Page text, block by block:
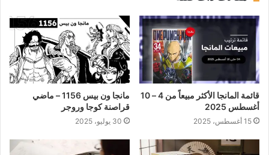
قائمة المانجا الأكثر مبيعاً من 4 – 10
أغسطس 2025
15 أغسطس، 2025
مانجا ون بيس 1156 – ماضي
قراصنة كوجا وروجر
30 يوليو، 2025